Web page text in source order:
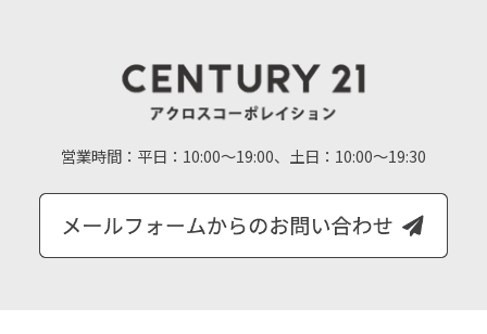
営業時間： 平日：10:00～19:00、土日：10:00～19:30